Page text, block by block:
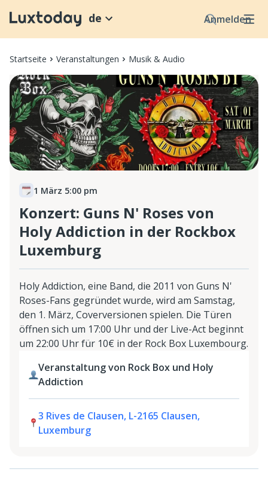
Anmelden
de
Startseite Veranstaltungen Musik & Audio
1 März 5:00 pm
Konzert: Guns N' Roses von
Holy Addiction in der Rockbox
Luxemburg
Holy Addiction, eine Band, die 2011 von Guns N'
Roses-Fans gegründet wurde, wird am Samstag,
den 1. März, Coverversionen spielen. Die Türen
öffnen sich um 17:00 Uhr und der Live-Act beginnt
um 22:00 Uhr für 10€ in der Rock Box Luxembourg.
Veranstaltung von Rock Box und Holy
Addiction
3 Rives de Clausen, L-2165 Clausen,
Luxemburg